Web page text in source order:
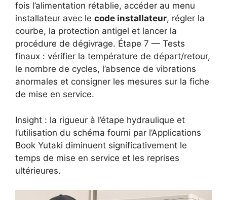
fois l’alimentation rétablie, accéder au menu
installateur avec le code installateur, régler la
courbe, la protection antigel et lancer la
procédure de dégivrage. Étape 7 — Tests
finaux : vérifier la température de départ/retour,
le nombre de cycles, l’absence de vibrations
anormales et consigner les mesures sur la fiche
de mise en service.
Insight : la rigueur à l’étape hydraulique et
l’utilisation du schéma fourni par l’Applications
Book Yutaki diminuent significativement le
temps de mise en service et les reprises
ultérieures.